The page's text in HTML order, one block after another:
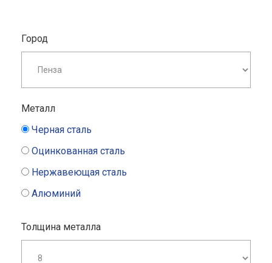
Город
Металл
Черная сталь
Оцинкованная сталь
Нержавеющая сталь
Алюминий
Толщина металла